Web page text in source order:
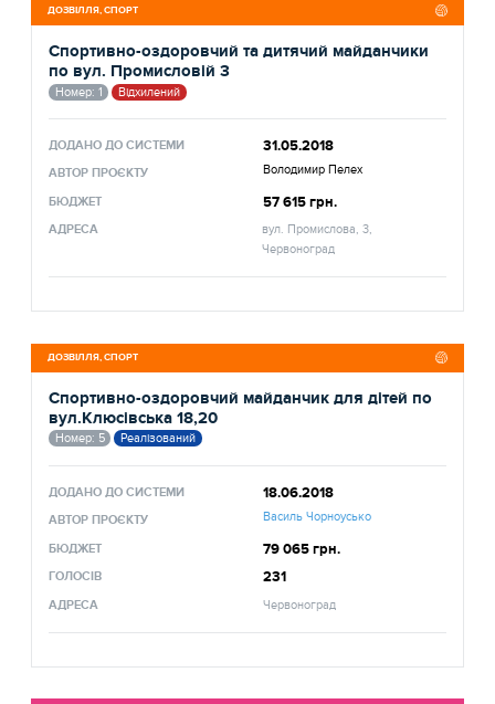
ДОЗВІЛЛЯ, СПОРТ
Спортивно-оздоровчий та дитячий майданчики
по вул. Промисловій 3
Номер: 1 Відхилений
ДОДАНО ДО СИСТЕМИ 31.05.2018
АВТОР ПРОЄКТУ Володимир Пелех
БЮДЖЕТ 57 615 грн.
АДРЕСА
вул. Промислова, 3,
Червоноград
ДОЗВІЛЛЯ, СПОРТ
Спортивно-оздоровчий майданчик для дітей по
вул.Клюсівська 18,20
Номер: 5 Реалізований
ДОДАНО ДО СИСТЕМИ 18.06.2018
АВТОР ПРОЄКТУ Василь Чорноусько
БЮДЖЕТ 79 065 грн.
ГОЛОСІВ 231
АДРЕСА Червоноград